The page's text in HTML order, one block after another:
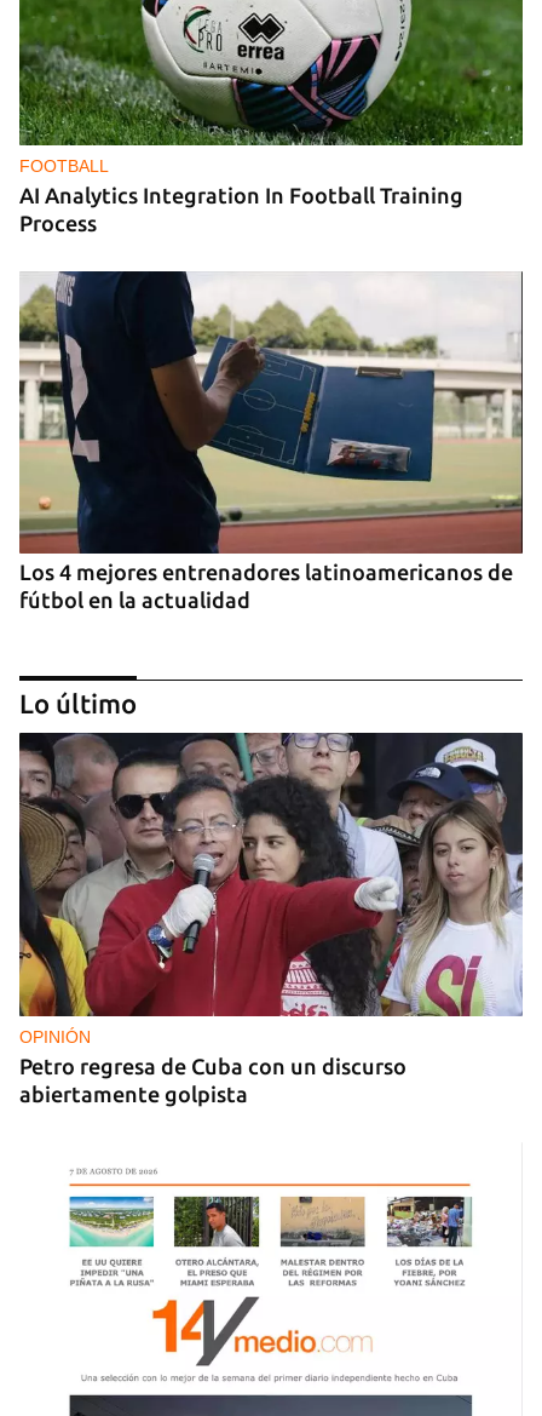
FOOTBALL
AI Analytics Integration In Football Training
Process
Los 4 mejores entrenadores latinoamericanos de
fútbol en la actualidad
Los favoritos según ApuestaHoy: análisis de las
selecciones con más opciones de ganar el
Mundial 2026
Lo último
OPINIÓN
Petro regresa de Cuba con un discurso
abiertamente golpista